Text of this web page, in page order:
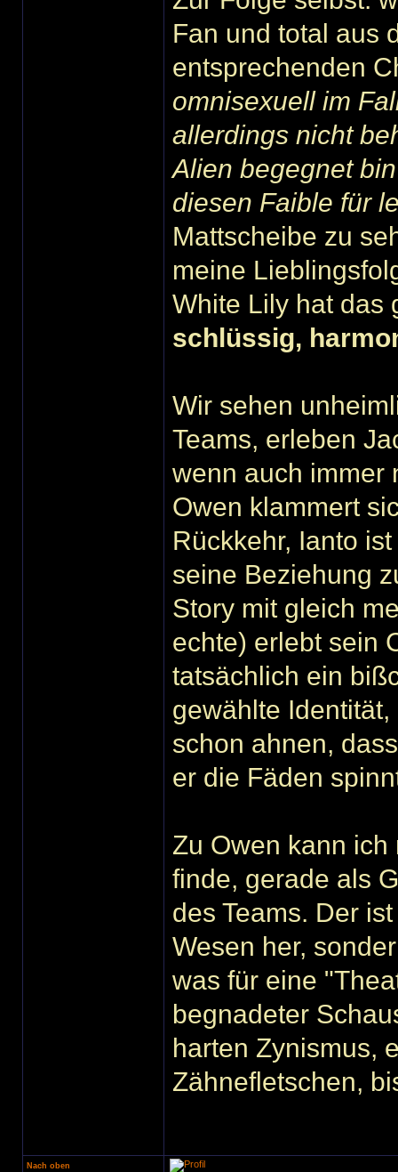
Fan und total aus
entsprechenden
omnisexuell im
allerdings nicht
Alien begegnet
diesen Faible für
Mattscheibe zu
meine
White Lily hat das
schlüssig,
Wir sehen
Teams, erleben
wenn auch immer
Owen klammert
Rückkehr, Ianto
seine Beziehung
Story mit gleich
echte) erlebt sein
tatsächlich ein
gewählte
schon ahnen,
er die Fäden
Zu Owen kann
finde, gerade als
des Teams. Der
Wesen her,
was für eine
begnadeter
harten Zynismus,
Zähnefletschen,
Nach oben